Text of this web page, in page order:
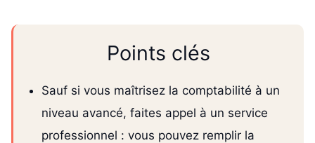
Points clés
Sauf si vous maîtrisez la comptabilité à un
niveau avancé, faites appel à un service
professionnel : vous pouvez remplir la